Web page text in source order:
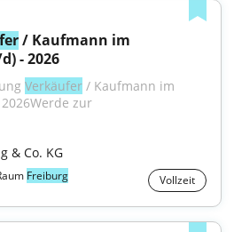
/ Kaufmann im
- 2026
Verkäufer / Kaufmann im
zur
& Co. KG
Freiburg Vollzeit